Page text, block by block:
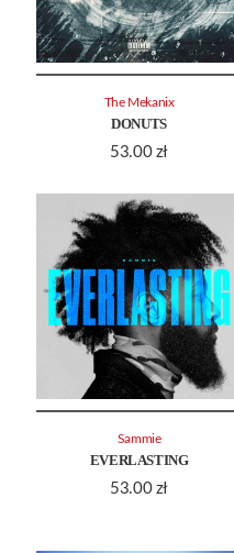
DONUTS
53.00 zł
The Mekanix
EVERLASTING
53.00 zł
Sammie